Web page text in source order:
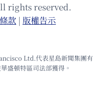
rights reserved.
款 | 版權告⽰
Ltd.代表星島新聞集團有
盛頓特區司法部獲得。